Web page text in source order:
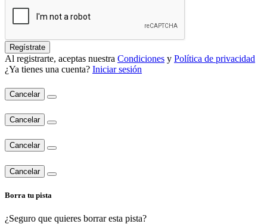
Regístrate
Al registrarte, aceptas nuestra Condiciones y Política de privacidad
¿Ya tienes una cuenta? Iniciar sesión
Cancelar
Cancelar
Cancelar
Cancelar
Borra tu pista
¿Seguro que quieres borrar esta pista?